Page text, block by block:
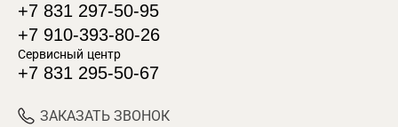
+7 831 297-50-95
+7 910-393-80-26
Сервисный центр
+7 831 295-50-67
ЗАКАЗАТЬ ЗВОНОК